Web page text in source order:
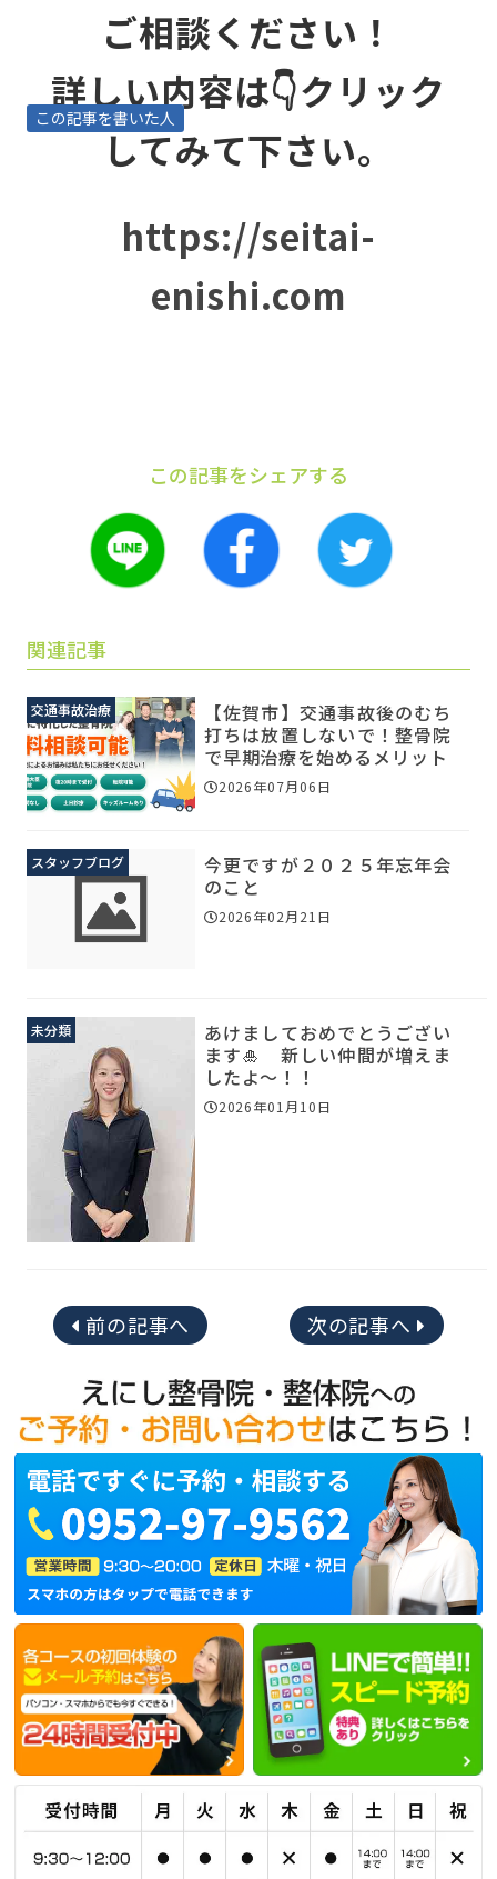
ご相談ください！
詳しい内容は👇クリック
してみて下さい。
https://seitai-
enishi.com
この記事を書いた人
この記事をシェアする
関連記事
交通事故治療
【佐賀市】交通事故後のむち
打ちは放置しないで！整骨院
で早期治療を始めるメリット
2026年07月06日
スタッフブログ
今更ですが２０２５年忘年会
のこと
2026年02月21日
未分類
あけましておめでとうござい
ます🎍 新しい仲間が増えま
したよ～！！
2026年01月10日
前の記事へ 次の記事へ